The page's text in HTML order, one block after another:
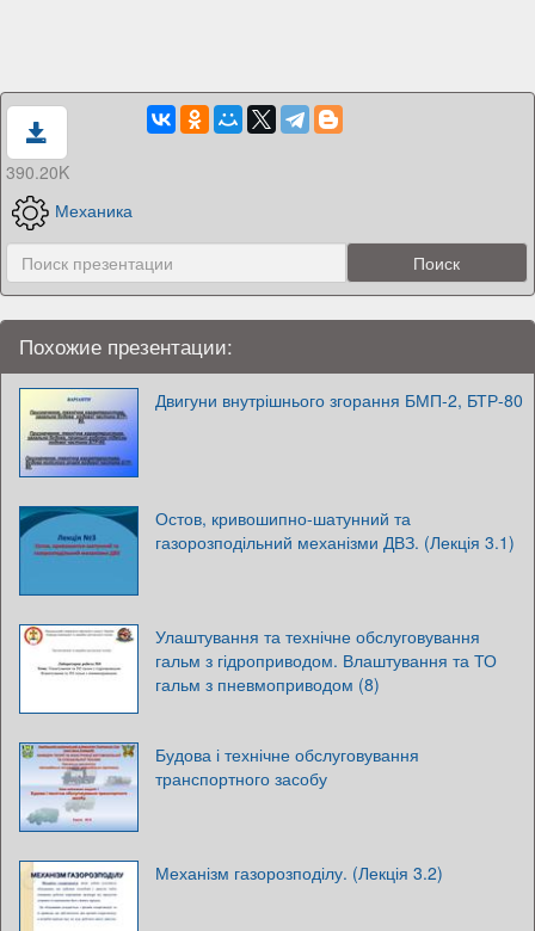
390.20K
Механика
Похожие презентации:
Двигуни внутрішнього згорання БМП-2, БТР-80
Остов, кривошипно-шатунний та
газорозподільний механізми ДВЗ. (Лекція 3.1)
Улаштування та технічне обслуговування
гальм з гідроприводом. Влаштування та ТО
гальм з пневмоприводом (8)
Будова і технічне обслуговування
транспортного засобу
Механізм газорозподілу. (Лекція 3.2)